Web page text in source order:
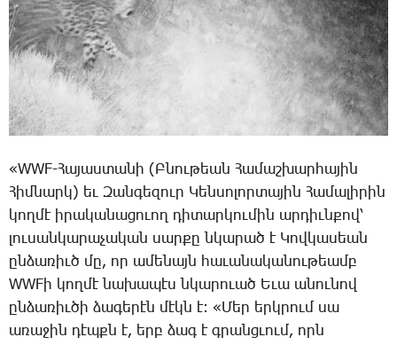
«­WWF-­Հա­յաս­տա­նի (Բ­նու­թեան ­Հա­մաշ­խար­հա­յին
­Հիմ­նարկ) եւ ­Զան­գե­զուր ­Կեն­սո­լոր­տա­յին ­Հա­մա­լի­րին
կող­մէ ի­րա­կա­նա­ցո­ւող դի­տար­կու­մին ար­դիւն­քով՝
լու­սան­կա­րա­չա­կան սար­քը նկա­րած է ­Կով­կա­սեան
ըն­ձա­ռիւծ մը, որ ա­մե­նայն հա­ւա­նա­կա­նու­թեամբ
WWFի կող­մէ նա­խա­պէս նկա­րո­ւած Ե­ւա ա­նու­նով
ըն­ձա­ռիւ­ծի ձա­գե­րէն մէկն է: «­Մեր երկ­րում սա
ա­ռա­ջին դէպքն է, երբ ձագ է գրանց­ւում, որն